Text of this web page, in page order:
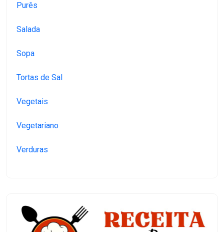
Purês
Salada
Sopa
Tortas de Sal
Vegetais
Vegetariano
Verduras